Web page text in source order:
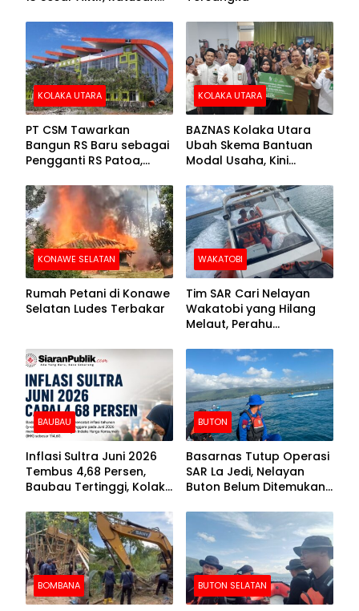
KOLAKA UTARA
PT CSM Tawarkan
Bangun RS Baru sebagai
Pengganti RS Patoa,
Kolut
KOLAKA UTARA
BAZNAS Kolaka Utara
Ubah Skema Bantuan
Modal Usaha, Kini
Barang Senilai Rp419,5
Juta
KONAWE SELATAN
Rumah Petani di Konawe
Selatan Ludes Terbakar
WAKATOBI
Tim SAR Cari Nelayan
Wakatobi yang Hilang
Melaut, Perahu
Kemasukan Air
BAUBAU
Inflasi Sultra Juni 2026
Tembus 4,68 Persen,
Baubau Tertinggi, Kolaka
BUTON
Basarnas Tutup Operasi
SAR La Jedi, Nelayan
Buton Belum Ditemukan
BOMBANA BUTON SELATAN